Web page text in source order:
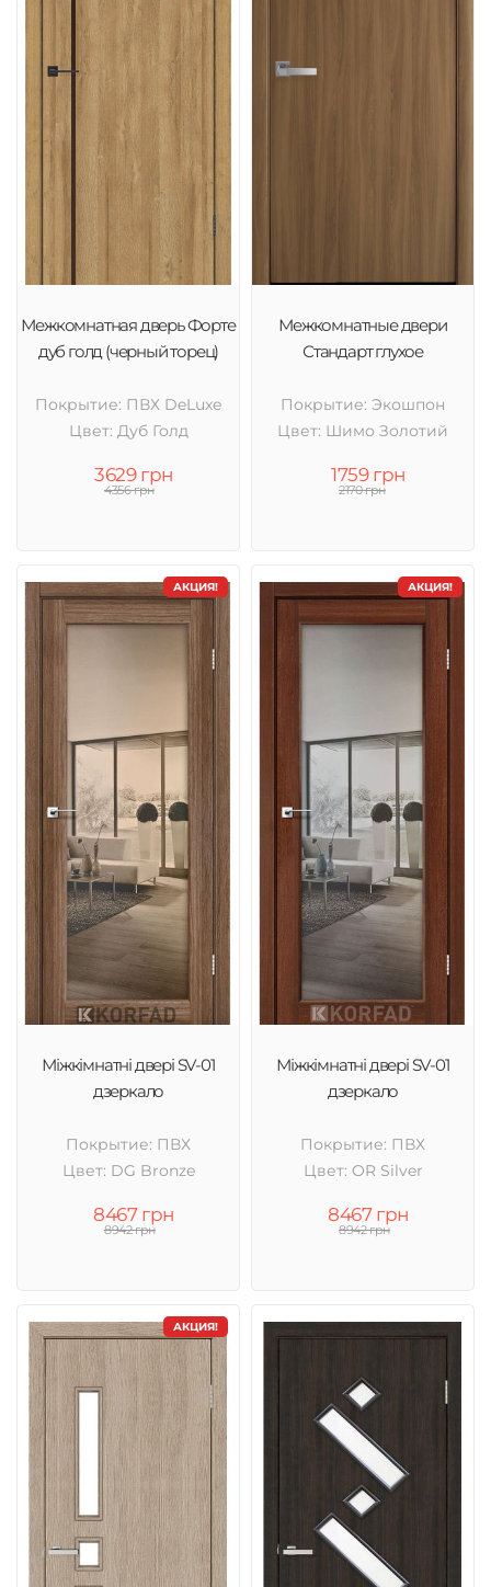
Межкомнатная дверь Форте
дуб голд (черный торец)
Покрытие: ПВХ DeLuxe
Цвет: Дуб Голд
3629 грн
4356 грн
Межкомнатные двери
Стандарт глухое
Покрытие: Экошпон
Цвет: Шимо Золотий
1759 грн
2170 грн
АКЦИЯ!
Міжкімнатні двері SV-01
дзеркало
Покрытие: ПВХ
Цвет: DG Bronze
8467 грн
8942 грн
АКЦИЯ!
Міжкімнатні двері SV-01
дзеркало
Покрытие: ПВХ
Цвет: OR Silver
8467 грн
8942 грн
АКЦИЯ!